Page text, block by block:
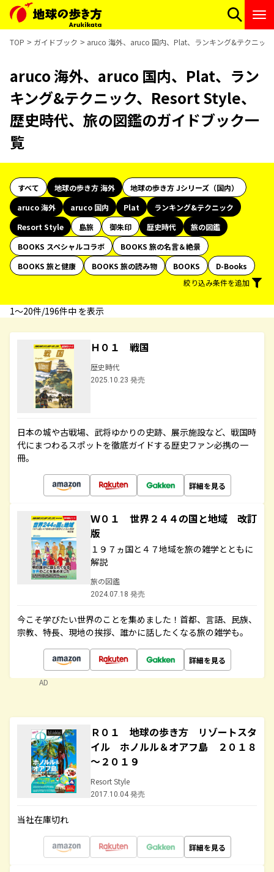
TOP ガイドブック aruco 海外、aruco 国内、Plat、ランキング&テクニッ
aruco 海外、aruco 国内、Plat、ラン
キング&テクニック、Resort Style、
歴史時代、旅の図鑑のガイドブック一
覧
すべて 地球の歩き方 海外
地球の歩き方 Jシリーズ（国内）
aruco 海外
aruco 国内 Plat
ランキング&テクニック
Resort Style
島旅 御朱印 歴史時代
旅の図鑑
BOOKS スペシャルコラボ
BOOKS 旅の名言＆絶景
BOOKS 旅と健康
BOOKS 旅の読み物 BOOKS
D-Books
絞り込み条件を追加
1〜20件/196件中 を表示
Ｈ０１ 戦国
歴史時代
2025.10.23 発売
日本の城や古戦場、武将ゆかりの史跡、展示施設など、戦国時
代にまつわるスポットを徹底ガイドする歴史ファン必携の一
冊。
詳細を見る
Ｗ０１ 世界２４４の国と地域 改訂
版
１９７ヵ国と４７地域を旅の雑学とともに
解説
旅の図鑑
2024.07.18 発売
今こそ学びたい世界のことを集めました！首都、言語、民族、
宗教、特長、現地の挨拶、誰かに話したくなる旅の雑学も。
詳細を見る
AD
Ｒ０１ 地球の歩き方 リゾートスタ
イル ホノルル＆オアフ島 ２０１８
～２０１９
Resort Style
2017.10.04 発売
当社在庫切れ
詳細を見る